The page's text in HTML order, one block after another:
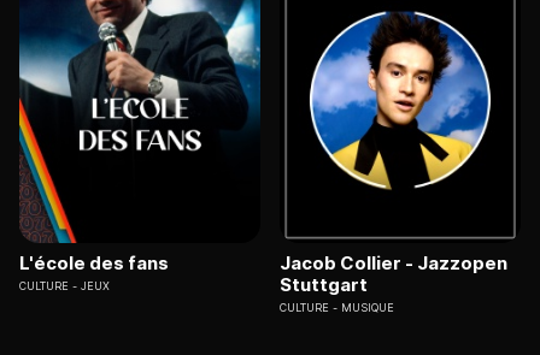
L'école des fans
CULTURE JEUX
Jacob Collier - Jazzopen
Stuttgart
CULTURE MUSIQUE